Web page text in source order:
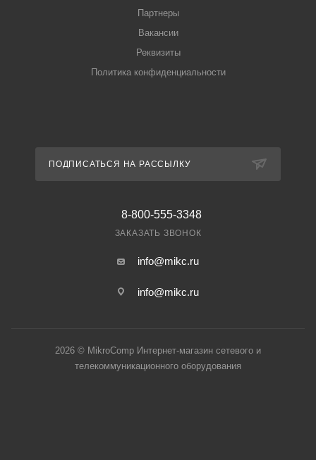
Партнеры
Вакансии
Реквизиты
Политика конфиденциальности
ПОДПИСАТЬСЯ НА РАССЫЛКУ
8-800-555-3348
ЗАКАЗАТЬ ЗВОНОК
info@mikc.ru
info@mikc.ru
2026 © MikroComp Интернет-магазин сетевого и
телекоммуникационного оборудования